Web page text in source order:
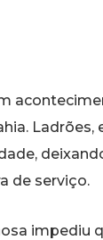
de serviço.
impediu